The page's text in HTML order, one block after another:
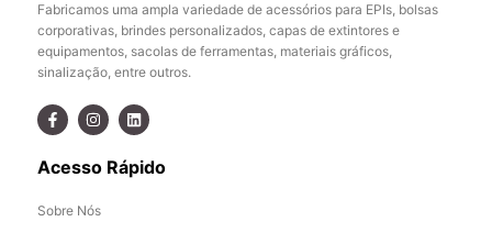
Fabricamos uma ampla variedade de acessórios para EPIs, bolsas
corporativas, brindes personalizados, capas de extintores e
equipamentos, sacolas de ferramentas, materiais gráficos,
sinalização, entre outros.
Acesso Rápido
Sobre Nós